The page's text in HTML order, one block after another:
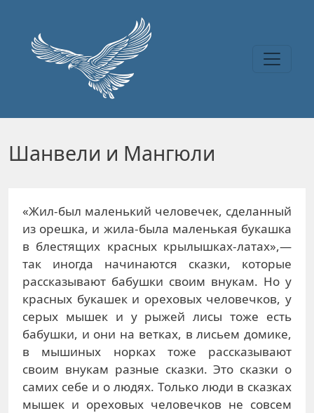
Шанвели и Мангюли
«Жил-был маленький человечек, сделанный
из орешка, и жила-была маленькая букашка
в блестящих красных крылышках-латах»,—
так иногда начинаются сказки, которые
рассказывают бабушки своим внукам. Но у
красных букашек и ореховых человечков, у
серых мышек и у рыжей лисы тоже есть
бабушки, и они на ветках, в лисьем домике,
в мышиных норках тоже рассказывают
своим внукам разные сказки. Это сказки о
самих себе и о людях. Только люди в сказках
мышек и ореховых человечков не совсем